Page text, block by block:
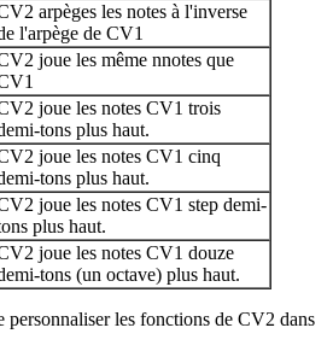
arpèges les notes à l'inverse
l'arpège de CV1
joue les même nnotes que
joue les notes CV1 trois
tons plus haut.
joue les notes CV1 cinq
tons plus haut.
joue les notes CV1 step demi-
plus haut.
joue les notes CV1 douze
tons (un octave) plus haut.
personnaliser les fonctions de CV2 dans